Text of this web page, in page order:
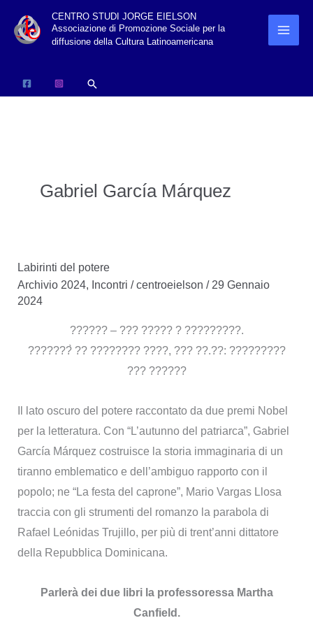
CENTRO STUDI JORGE EIELSON
Associazione di Promozione Sociale per la
diffusione della Cultura Latinoamericana
Cerca
Gabriel García Márquez
Labirinti del potere
Archivio 2024, Incontri /centroeielson / 29 Gennaio
2024
?????? – ??? ????? ? ?????????.
???????̀ ?? ???????? ????, ??? ??.??: ?????????
??? ??????
Il lato oscuro del potere raccontato da due premi Nobel
per la letteratura. Con “L’autunno del patriarca”, Gabriel
García Márquez costruisce la storia immaginaria di un
tiranno emblematico e dell’ambiguo rapporto con il
popolo; ne “La festa del caprone”, Mario Vargas Llosa
traccia con gli strumenti del romanzo la parabola di
Rafael Leónidas Trujillo, per più di trent’anni dittatore
della Repubblica Dominicana.
Parlerà dei due libri la professoressa Martha
Canfield.